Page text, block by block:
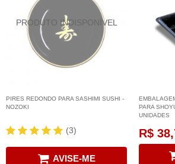
PIRES REDONDO PARA SASHIMI SUSHI -
NOZOKI
(3)
AVISE-ME
PARA
UNIDADES
R$